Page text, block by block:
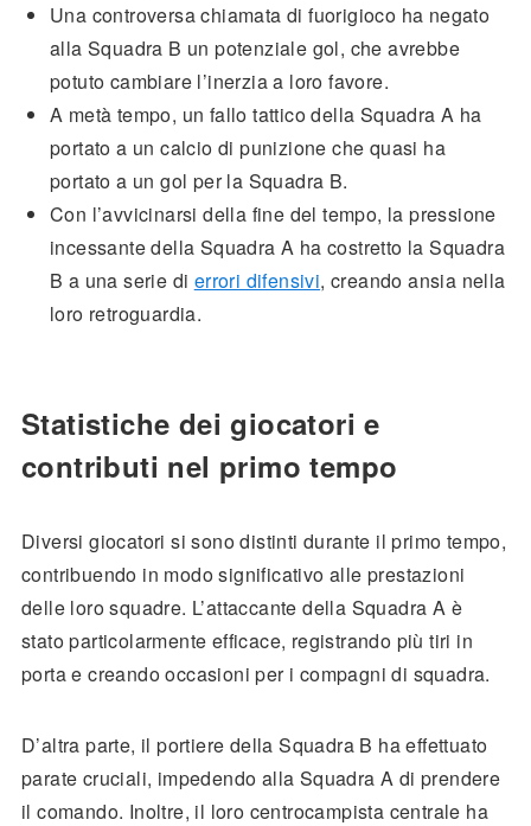
Una controversa chiamata di fuorigioco ha negato
alla Squadra B un potenziale gol, che avrebbe
potuto cambiare l’inerzia a loro favore.
A metà tempo, un fallo tattico della Squadra A ha
portato a un calcio di punizione che quasi ha
portato a un gol per la Squadra B.
Con l’avvicinarsi della fine del tempo, la pressione
incessante della Squadra A ha costretto la Squadra
B a una serie di errori difensivi, creando ansia nella
loro retroguardia.
Statistiche dei giocatori e
contributi nel primo tempo
Diversi giocatori si sono distinti durante il primo tempo,
contribuendo in modo significativo alle prestazioni
delle loro squadre. L’attaccante della Squadra A è
stato particolarmente efficace, registrando più tiri in
porta e creando occasioni per i compagni di squadra.
D’altra parte, il portiere della Squadra B ha effettuato
parate cruciali, impedendo alla Squadra A di prendere
il comando. Inoltre, il loro centrocampista centrale ha